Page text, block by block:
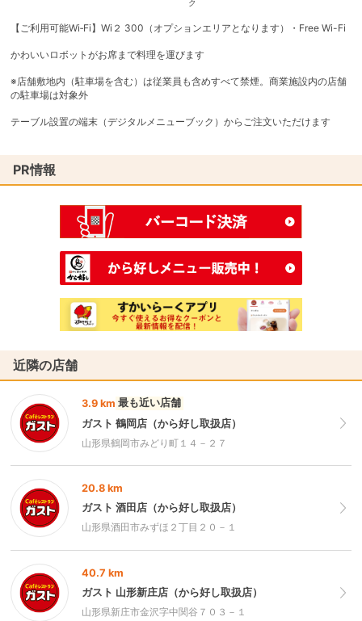
ク
【ご利用可能Wi‐Fi】Wi２ 300（オプションエリアとなります）・Free Wi-Fi
かわいいロボットがお席まで料理を運びます
※店舗敷地内（駐車場を含む）は従業員も含めすべて禁煙。商業施設内の店舗
の駐車場は対象外
テーブル設置の端末（デジタルメニューブック）からご注文いただけます
PR情報
近隣の店舗
3.9 km 最も近い店舗
ガスト 鶴岡店（から好し取扱店）
山形県鶴岡市みどり町１４－２７
20.8 km
ガスト 酒田店（から好し取扱店）
山形県酒田市みずほ２丁目２０－１
40.7 km
ガスト 山形新庄店（から好し取扱店）
山形県新庄市金沢字中関谷７０３－１